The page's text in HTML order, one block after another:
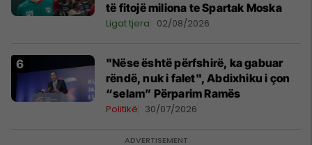
të fitojë miliona te Spartak Moska
Ligat tjera 02/08/2026
"Nëse është përfshirë, ka gabuar
rëndë, nuk i falet", Abdixhiku i çon
“selam” Përparim Ramës
Politikë 30/07/2026